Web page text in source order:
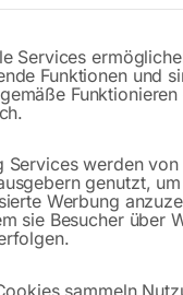
Schwenkarm
der Service-Gruppen,
Services
Funktionen und
Services werden
genutzt, um
Werbung
sie Besucher über